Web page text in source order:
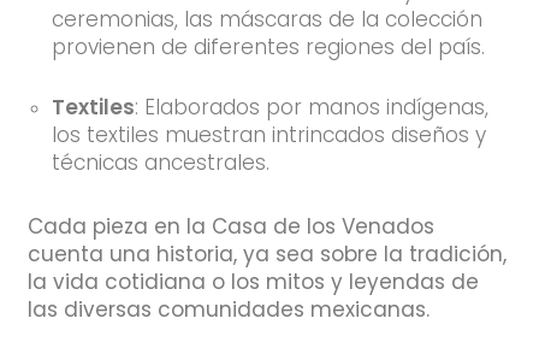
ceremonias, las máscaras de la colección
provienen de diferentes regiones del país.
Textiles: Elaborados por manos indígenas,
los textiles muestran intrincados diseños y
técnicas ancestrales.
Cada pieza en la Casa de los Venados
cuenta una historia, ya sea sobre la tradición,
la vida cotidiana o los mitos y leyendas de
las diversas comunidades mexicanas.